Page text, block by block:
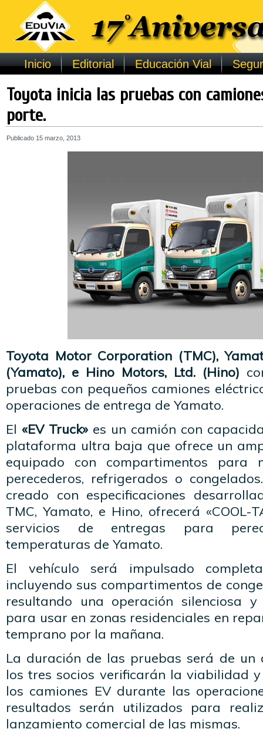
Inicio Editorial Educación Vial
Toyota inicia las pruebas con
porte.
Publicado 15 marzo, 2013
Toyota Motor Corporation (TMC),
(Yamato), e Hino Motors, Ltd. (Hino)
pruebas con pequeños camiones
operaciones de entrega de Yamato.
El «EV Truck» es un camión con
plataforma ultra baja que ofrece un
equipado con compartimentos para
perecederos, refrigerados o
creado con especificaciones
TMC, Yamato, e Hino, ofrecerá «COOL-
servicios de entregas para
temperaturas de Yamato.
El vehículo será impulsado
incluyendo sus compartimentos de
resultando una operación silenciosa
para usar en zonas residenciales en
temprano por la mañana.
La duración de las pruebas será de un
los tres socios verificarán la viabilidad
los camiones EV durante las
resultados serán utilizados para
lanzamiento comercial de las mismas.